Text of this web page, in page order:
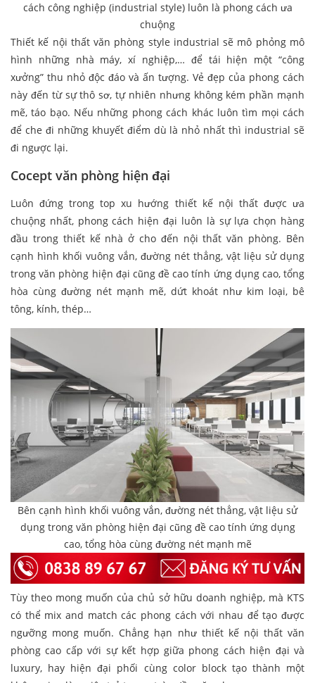
cách công nghiệp (industrial style) luôn là phong cách ưa
chuộng
Thiết kế nội thất văn phòng style industrial sẽ mô phỏng mô
hình những nhà máy, xí nghiệp,… để tái hiện một “công
xưởng” thu nhỏ độc đáo và ấn tượng. Vẻ đẹp của phong cách
này đến từ sự thô sơ, tự nhiên nhưng không kém phần mạnh
mẽ, táo bạo. Nếu những phong cách khác luôn tìm mọi cách
để che đi những khuyết điểm dù là nhỏ nhất thì industrial sẽ
đi ngược lại.
Cocept văn phòng hiện đại
Luôn đứng trong top xu hướng thiết kế nội thất được ưa
chuộng nhất, phong cách hiện đại luôn là sự lựa chọn hàng
đầu trong thiết kế nhà ở cho đến nội thất văn phòng. Bên
cạnh hình khối vuông vắn, đường nét thẳng, vật liệu sử dụng
trong văn phòng hiện đại cũng đề cao tính ứng dụng cao, tổng
hòa cùng đường nét mạnh mẽ, dứt khoát như kim loại, bê
tông, kính, thép…
Bên cạnh hình khối vuông vắn, đường nét thẳng, vật liệu sử
dụng trong văn phòng hiện đại cũng đề cao tính ứng dụng
cao, tổng hòa cùng đường nét mạnh mẽ
Tùy theo mong muốn của chủ sở hữu doanh nghiệp, mà KTS
có thể mix and match các phong cách với nhau để tạo được
ngưỡng mong muốn. Chẳng hạn như thiết kế nội thất văn
phòng cao cấp với sự kết hợp giữa phong cách hiện đại và
luxury, hay hiện đại phối cùng color block tạo thành một